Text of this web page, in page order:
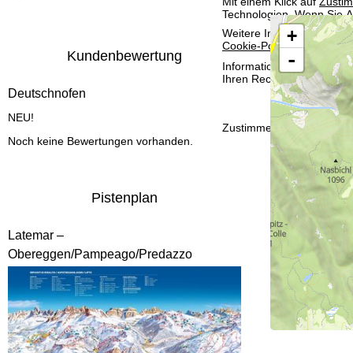
Technologien. Wenn Sie
Weitere Informationen
Cookie-Policy.
Informationen zum
Ihren Rechten finden Sie
Zustimmen
Kundenbewertung
Deutschnofen
NEU!
Noch keine Bewertungen vorhanden.
Pistenplan
Latemar –
Obereggen/Pampeago/Predazzo
t
e
+
-